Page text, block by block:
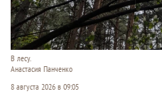
В лесу.
Анастасия Панченко
8 августа 2026 в 09:05